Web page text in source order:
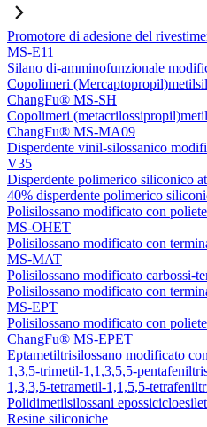
Promotore di adesione del
MS-E11
Silano di-amminofunzionale
Copolimeri
ChangFu® MS-SH
Copolimeri
ChangFu® MS-MA09
Disperdente vinil-silossanico
V35
Disperdente polimerico siliconico
40% disperdente polimerico
Polisilossano modificato con
MS-OHET
Polisilossano modificato con
MS-MAT
Polisilossano modificato carbossi-
Polisilossano modificato con
MS-EPT
Polisilossano modificato con
ChangFu® MS-EPET
Eptametiltrisilossano modificato
1,3,5-trimetil-1,1,3,5,5-
1,3,3,5-tetrametil-1,1,5,5-
Polidimetilsilossani
Resine siliconiche